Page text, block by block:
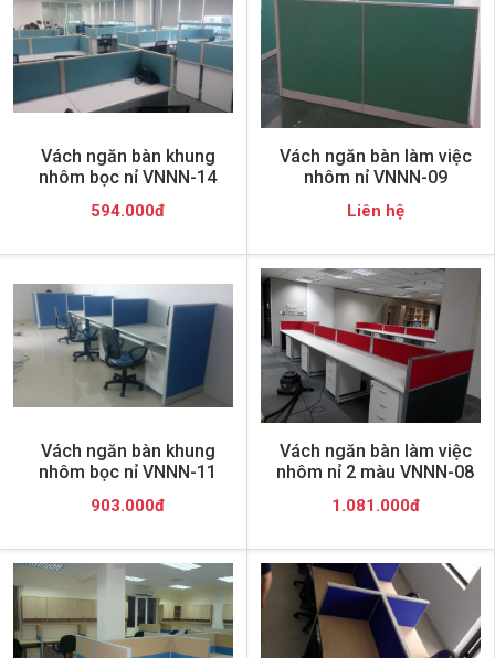
Vách ngăn bàn khung
nhôm bọc nỉ VNNN-14
594.000đ
Vách ngăn bàn làm việc
nhôm nỉ VNNN-09
Liên hệ
Vách ngăn bàn khung
nhôm bọc nỉ VNNN-11
903.000đ
Vách ngăn bàn làm việc
nhôm nỉ 2 màu VNNN-08
1.081.000đ